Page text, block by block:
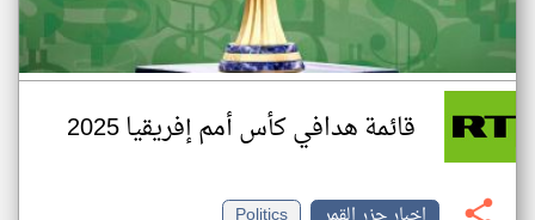
قائمة هدافي كأس أمم إفريقيا 2025